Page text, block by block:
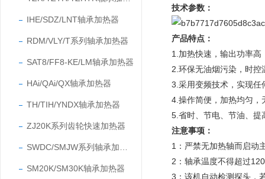
IHE/SDZ/LNT轴承加热器
RDM/VLY/T系列轴承加热器
SAT8/FF8-KE/LM轴承加热器
HAi/QAi/QX轴承加热器
TH/TIH/YNDX轴承加热器
ZJ20K系列齿轮快速加热器
SM20K/SM30K轴承加热器
技术参数：
产品特点：
1.加热快速，输出功率高
2.环保无油烟污染，时控
3.采用变频技术，实现任
4.操作简便，加热均匀，
5.省时、节电、节油、提
注意事项：
1： 严禁无加热轴而启动
2： 轴承温度不得超过
3： 该机自动检测探头，